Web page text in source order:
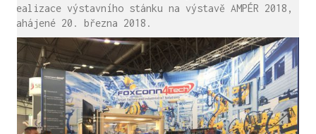
realizace výstavního stánku na výstavě AMPÉR 2018,
zahájené 20. března 2018.